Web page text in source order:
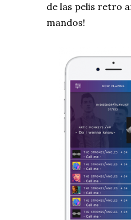
de las pelis retro
mandos!